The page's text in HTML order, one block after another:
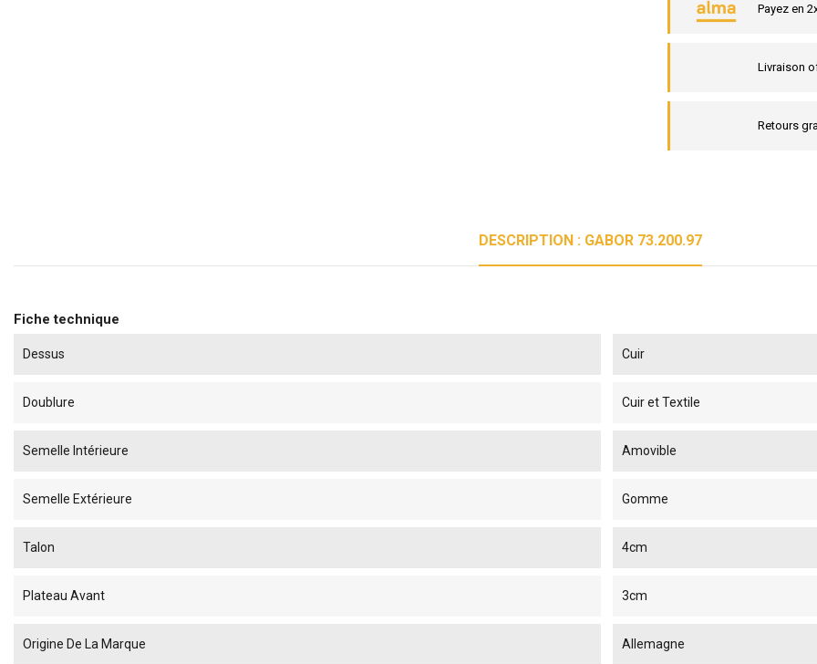
Payez en
Livraison
Retours
DESCRIPTION : GABOR 73.200.97
Fiche technique
Dessus Cuir
Doublure Cuir et Textile
Semelle Intérieure Amovible
Semelle Extérieure Gomme
Talon 4cm
Plateau Avant 3cm
Origine De La Marque Allemagne